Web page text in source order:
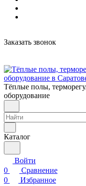
Заказать звонок
Тёплые полы,
оборудование
Каталог
Войти
0
Сравнение
0
Избранное